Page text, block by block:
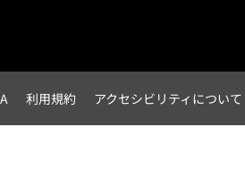
利用規約 アクセシビリティについて